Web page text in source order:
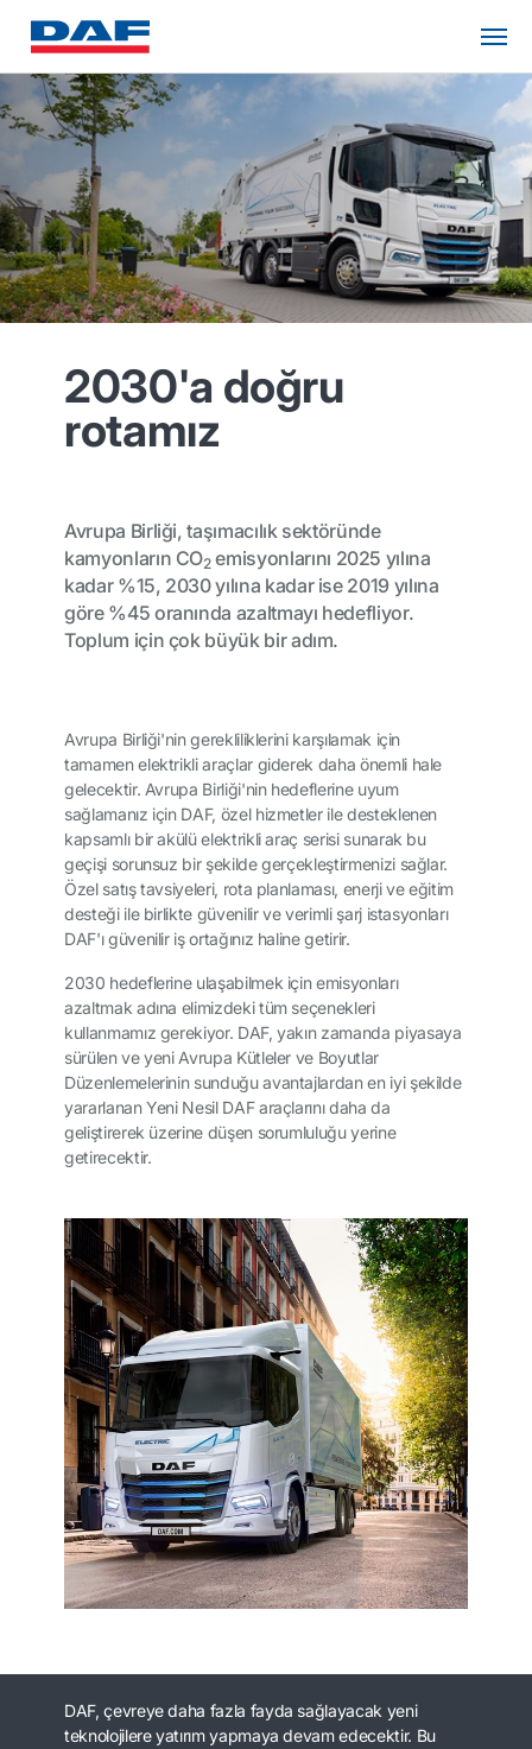
2030'a doğru
rotamız
Avrupa Birliği, taşımacılık sektöründe
kamyonların CO2emisyonlarını 2025 yılına
kadar %15, 2030 yılına kadar ise 2019 yılına
göre %45 oranında azaltmayı hedefliyor.
Toplum için çok büyük bir adım.
Avrupa Birliği'nin gerekliliklerini karşılamak için
tamamen elektrikli araçlar giderek daha önemli hale
gelecektir. Avrupa Birliği'nin hedeflerine uyum
sağlamanız için DAF, özel hizmetler ile desteklenen
kapsamlı bir akülü elektrikli araç serisi sunarak bu
geçişi sorunsuz bir şekilde gerçekleştirmenizi sağlar.
Özel satış tavsiyeleri, rota planlaması, enerji ve eğitim
desteği ile birlikte güvenilir ve verimli şarj istasyonları
DAF'ı güvenilir iş ortağınız haline getirir.
2030 hedeflerine ulaşabilmek için emisyonları
azaltmak adına elimizdeki tüm seçenekleri
kullanmamız gerekiyor. DAF, yakın zamanda piyasaya
sürülen ve yeni Avrupa Kütleler ve Boyutlar
Düzenlemelerinin sunduğu avantajlardan en iyi şekilde
yararlanan Yeni Nesil DAF araçlarını daha da
geliştirerek üzerine düşen sorumluluğu yerine
getirecektir.
DAF, çevreye daha fazla fayda sağlayacak yeni
teknolojilere yatırım yapmaya devam edecektir. Bu